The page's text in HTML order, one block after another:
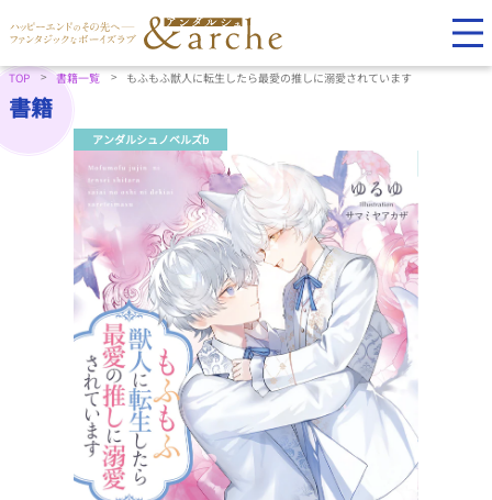
TOP 書籍一覧 もふもふ獣人に転生したら最愛の推しに溺愛されています
書籍
アンダルシュノベルズb